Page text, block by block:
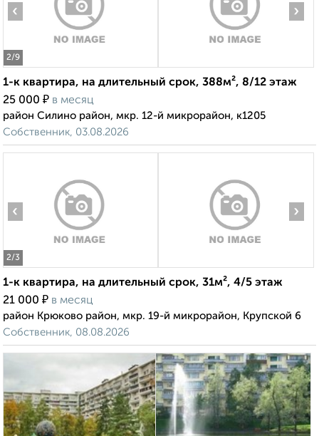
2/9
‹ ›
1-к квартира, на длительный срок, 388м², 8/12 этаж
25 000 ₽ в месяц
район Силино район, мкр. 12-й микрорайон, к1205
Собственник, 03.08.2026
2/3
‹ ›
1-к квартира, на длительный срок, 31м², 4/5 этаж
21 000 ₽ в месяц
район Крюково район, мкр. 19-й микрорайон, Крупской 6
Собственник, 08.08.2026